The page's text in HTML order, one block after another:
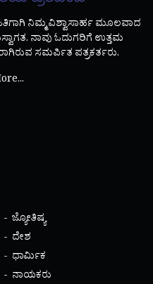
ನಿಮ್ಮ ವಿಶ್ವಾಸಾರ್ಹ ಮೂಲವಾದ
ನಾವು ಓದುಗರಿಗೆ ಉತ್ತಮ
ಸಮರ್ಪಿತ ಪತ್ರಕರ್ತರು.
ಜ್ಯೋತಿಷ್ಯ
ದೇಶ
ಧಾರ್ಮಿಕ
ನಾಯಕರು